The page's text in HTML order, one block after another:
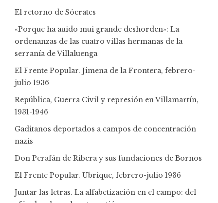
El retorno de Sócrates
«Porque ha auido mui grande deshorden»: La
ordenanzas de las cuatro villas hermanas de la
serranía de Villaluenga
El Frente Popular. Jimena de la Frontera, febrero-
julio 1936
República, Guerra Civil y represión en Villamartín,
1931-1946
Gaditanos deportados a campos de concentración
nazis
Don Perafán de Ribera y sus fundaciones de Bornos
El Frente Popular. Ubrique, febrero-julio 1936
Juntar las letras. La alfabetización en el campo: del